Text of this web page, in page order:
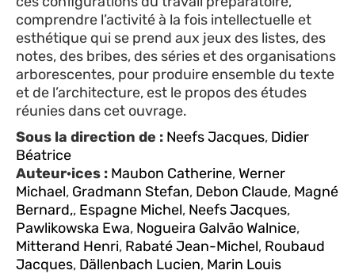
comprendre l’activité à la fois intellectuelle et
esthétique qui se prend aux jeux des listes, des
notes, des bribes, des séries et des organisations
arborescentes, pour produire ensemble du texte
et de l’architecture, est le propos des études
réunies dans cet ouvrage.
Sous la direction de : Neefs Jacques, Didier
Béatrice
Auteur·ices : Maubon Catherine, Werner
Michael, Gradmann Stefan, Debon Claude, Magné
Bernard,, Espagne Michel, Neefs Jacques,
Pawlikowska Ewa, Nogueira Galvão Walnice,
Mitterand Henri, Rabaté Jean-Michel, Roubaud
Jacques, Dällenbach Lucien, Marin Louis